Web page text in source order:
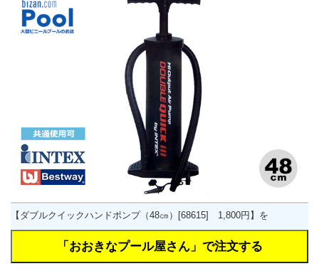
【ダブルクイックハンドポンプ（48㎝）[68615] 1,800円】を